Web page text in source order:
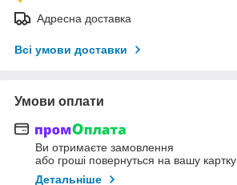
Адресна доставка
Всі умови доставки
Умови оплати
Ви отримаєте замовлення
або гроші повернуться на вашу картку
Детальніше